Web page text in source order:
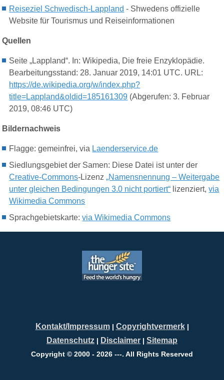
Reiseziel Schwedisch-Lappland - Shwedens offizielle
Website für Tourismus und Reiseinformationen
Quellen
Seite „Lappland“. In: Wikipedia, Die freie Enzyklopädie.
Bearbeitungsstand: 28. Januar 2019, 14:01 UTC. URL:
https://de.wikipedia.org/w/index.php?
title=Lappland&oldid=185161309 (Abgerufen: 3. Februar
2019, 08:46 UTC)
Bildernachweis
Flagge: gemeinfrei, via Laenderservice.de
Siedlungsgebiet der Samen: Diese Datei ist unter der
Creative-Commons-Lizenz„Namensnennung – Weitergabe
unter gleichen Bedingungen 3.0 nicht portiert“ lizenziert,via
Wikimedia Commons
Sprachgebietskarte:via Wikimedia Commons
Kontakt/Impressum| Copyrightvermerk|
Datenschutz | Disclaimer | Sitemap
Copyright © 2000 - 2026 ---. All Rights Reserved